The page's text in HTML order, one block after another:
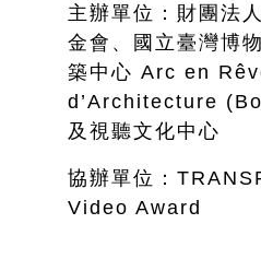
主辦單位：財團法
金會、國立臺灣博
築中心 Arc en
d’Architecture
及視聽文化中心
協辦單位：
Video Award